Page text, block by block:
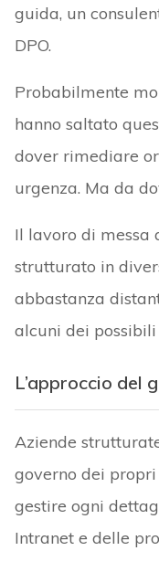
guida, un
DPO.
Probabilmente
hanno saltato
dover rimediare
urgenza. Ma da
Il lavoro di messa
strutturato in
abbastanza
alcuni dei
L’approccio del
Aziende
governo dei
gestire ogni
Intranet e delle